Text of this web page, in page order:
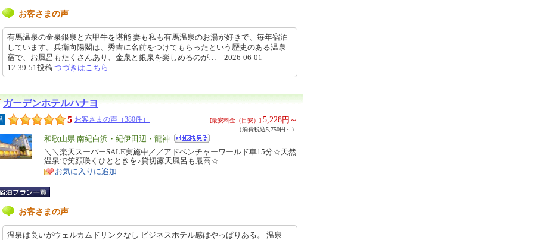
お客さまの声
有馬温泉の金泉銀泉と六甲牛を堪能 妻も私も有馬温泉のお湯が好きで、毎年宿泊
しています。兵衛向陽閣は、秀吉に名前をつけてもらったという歴史のある温泉
宿で、お風呂もたくさんあり、金泉と銀泉を楽しめるのが… 2026-06-01
12:39:51投稿 つづきはこちら
ガーデンホテルハナヨ
5 お客さまの声（380件） [最安料金（目安）] 5,228円～
（消費税込5,750円～）
エ
リ
ア
和歌山県 南紀白浜・紀伊田辺・龍神
特
徴
＼＼楽天スーパーSALE実施中／／アドベンチャーワールド車15分☆天然
温泉で笑顔咲くひとときを♪貸切露天風呂も最高☆
お気に入りに追加
お客さまの声
温泉は良いがウェルカムドリンクなし ビジネスホテル感はやっぱりある。 温泉